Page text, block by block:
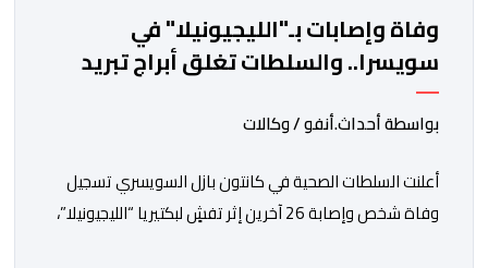
وفاة وإصابات بـ"الليجيونيلا" في
سويسرا.. والسلطات تغلق أبراج تبريد
مشبوهة
بواسطة أحداث.أنفو / وكالات
أعلنت السلطات الصحية في كانتون بازل السويسري تسجيل
وفاة شخص وإصابة 26 آخرين إثر تفشٍ لبكتيريا “الليجيونيلا”،